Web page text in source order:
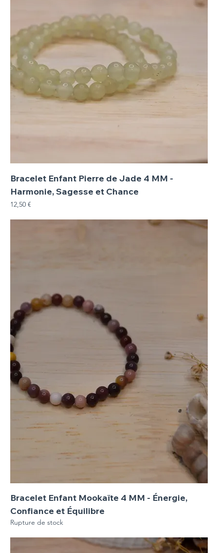
Bracelet Enfant Pierre de Jade 4 MM -
Harmonie, Sagesse et Chance
Prix
12,50 €
Bracelet Enfant Mookaïte 4 MM - Énergie,
Confiance et Équilibre
Rupture de stock